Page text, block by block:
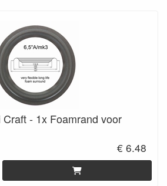
- 1x Foamrand voor
€ 6.48